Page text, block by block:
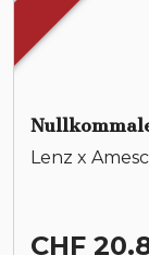
Lenz x
CHF